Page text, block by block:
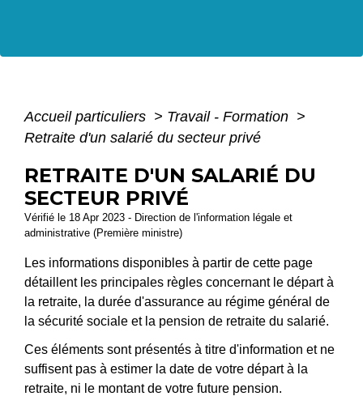
Accueil particuliers > Travail - Formation >
Retraite d'un salarié du secteur privé
RETRAITE D'UN SALARIÉ DU
SECTEUR PRIVÉ
Vérifié le 18 Apr 2023 - Direction de l'information légale et
administrative (Première ministre)
Les informations disponibles à partir de cette page
détaillent les principales règles concernant le départ à
la retraite, la durée d'assurance au régime général de
la sécurité sociale et la pension de retraite du salarié.
Ces éléments sont présentés à titre d'information et ne
suffisent pas à estimer la date de votre départ à la
retraite, ni le montant de votre future pension.